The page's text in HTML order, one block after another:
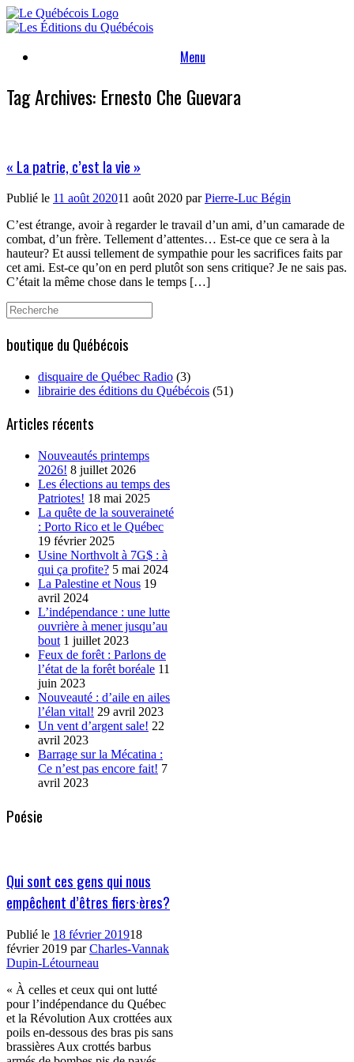
Skip
to
Menu
Tag Archives: Ernesto Che Guevara
« La patrie, c’est la vie »
Publié le 11 août 202011 août 2020 parPierre-Luc Bégin
C’est étrange, avoir à regarder le travail d’un ami, d’un camarade de
combat, d’un frère. Tellement d’attentes… Est-ce que ce sera à la
hauteur? Et aussi tellement de sympathie pour les sacrifices faits par
cet ami. Est-ce qu’on en perd plutôt son sens critique? Je ne sais pas.
C’était la même chose dans le temps […]
Search
for:
boutique du Québécois
disquaire de Québec Radio (3)
librairie des éditions du Québécois (51)
Articles récents
Nouveautés printemps
2026! 8 juillet 2026
Les élections au temps des
Patriotes! 18 mai 2025
La quête de la souveraineté
: Porto Rico et le Québec
19 février 2025
Usine Northvolt à 7G$ : à
qui ça profite? 5 mai 2024
La Palestine et Nous 19
avril 2024
L’indépendance : une lutte
ouvrière à mener jusqu’au
bout 1 juillet 2023
Feux de forêt : Parlons de
l’état de la forêt boréale 11
juin 2023
Nouveauté : d’aile en ailes
l’élan vital! 29 avril 2023
Un vent d’argent sale! 22
avril 2023
Barrage sur la Mécatina :
Ce n’est pas encore fait! 7
avril 2023
Poésie
Qui sont ces gens qui nous
empêchent d’êtres fiers·ères?
Publié le 18 février 201918
février 2019 parCharles-Vannak
Dupin-Létourneau
« À celles et ceux qui ont lutté
pour l’indépendance du Québec
et la Révolution Aux crottées aux
poils en-dessous des bras pis sans
brassières Aux crottés barbus